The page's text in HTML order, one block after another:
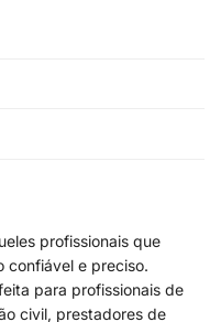
profissionais que
confiável e preciso.
para profissionais de
civil, prestadores de